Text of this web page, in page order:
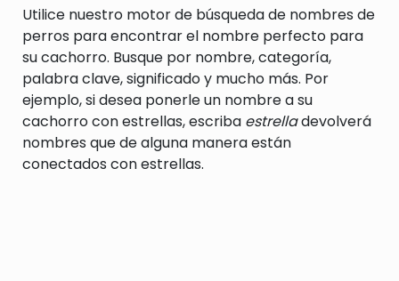
Utilice nuestro motor de búsqueda de nombres de
perros para encontrar el nombre perfecto para
su cachorro. Busque por nombre, categoría,
palabra clave, significado y mucho más. Por
ejemplo, si desea ponerle un nombre a su
cachorro con estrellas, escriba estrelladevolverá
nombres que de alguna manera están
conectados con estrellas.